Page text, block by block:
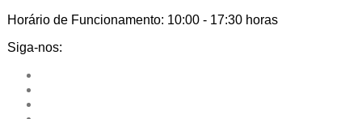
Horário de Funcionamento: 10:00 - 17:30 horas
Siga-nos: